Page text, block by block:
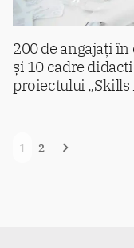
200 de angajați
și 10 cadre
proiectului „Skills
1 2